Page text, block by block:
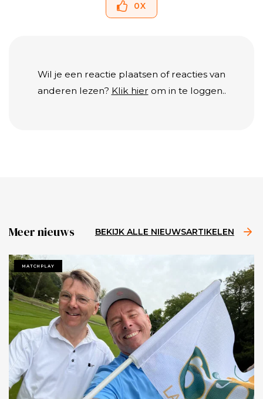
0X
Wil je een reactie plaatsen of reacties van
anderen lezen? Klik hier om in te loggen..
Meer nieuws BEKIJK ALLE NIEUWSARTIKELEN
MATCHPLAY